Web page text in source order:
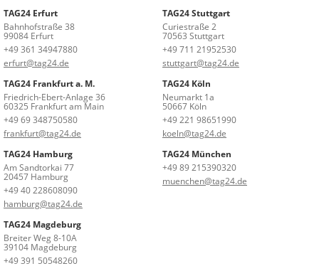
TAG24 Erfurt
Bahnhofstraße 38
99084 Erfurt
+49 361 34947880
erfurt@tag24.de
TAG24 Stuttgart
Curiestraße 2
70563 Stuttgart
+49 711 21952530
stuttgart@tag24.de
TAG24 Frankfurt a. M.
Friedrich-Ebert-Anlage 36
60325 Frankfurt am Main
+49 69 348750580
frankfurt@tag24.de
TAG24 Köln
Neumarkt 1a
50667 Köln
+49 221 98651990
koeln@tag24.de
TAG24 Hamburg
Am Sandtorkai 77
20457 Hamburg
+49 40 228608090
hamburg@tag24.de
TAG24 München
+49 89 215390320
muenchen@tag24.de
TAG24 Magdeburg
Breiter Weg 8-10A
39104 Magdeburg
+49 391 50548260